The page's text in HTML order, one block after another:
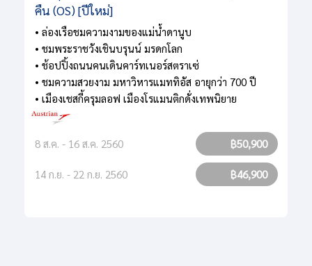
คืน (OS) [ปีใหม่]
• ล่องเรือชมความงามของแม่น้ำดานูบ
• ชมพระราชวังเชินบรุนน์ มรดกโลก
• ช้อปปิ้งถนนคนเดินคาร์ทเนอร์สตราเซ่
• ชมความสวยงาม มหาวิหารแมททิอัส อายุกว่า 700 ปี
• เมืองเชสกี้ครุมลอฟ เมืองโรแมนติกดั่งเทพนิยาย
8 ส.ค. - 16 ส.ค. 2560 ฿50,900
14 ก.ย. - 22 ก.ย. 2560 ฿46,900